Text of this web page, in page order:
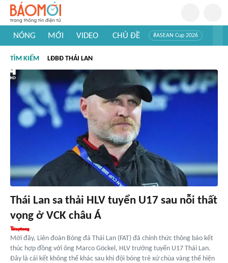
NÓNG MỚI VIDEO CHỦ ĐỀ #ASEAN Cup 2026
#Khám phá thế giới
TÌM KIẾM LĐBĐ THÁI LAN
Thái Lan sa thải HLV tuyển U17 sau nỗi thất
vọng ở VCK châu Á
Mới đây, Liên đoàn Bóng đá Thái Lan (FAT) đã chính thức thông báo kết
thúc hợp đồng với ông Marco Göckel, HLV trưởng tuyển U17 Thái Lan.
Đây là cái kết không thể khác sau khi đội bóng trẻ xứ chùa vàng thể hiện